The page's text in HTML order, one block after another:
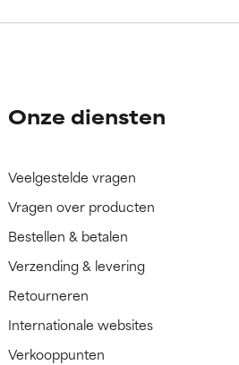
ernaar nog niet
ernaar nog niet
Onze diensten
Veelgestelde vragen
Vragen over producten
Bestellen & betalen
Verzending & levering
Retourneren
Internationale websites
Verkooppunten